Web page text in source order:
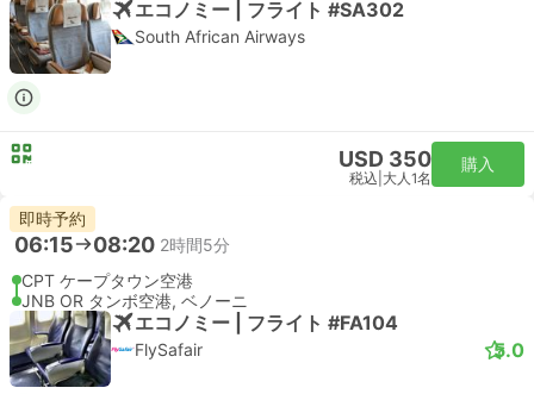
エコノミー | フライト #SA302
South African Airways
USD 350
税込 大人1名
購入
即時予約
06:15 08:20 2時間5分
CPT ケープタウン空港
JNB OR タンボ空港, ベノーニ
エコノミー | フライト #FA104
FlySafair 5.0